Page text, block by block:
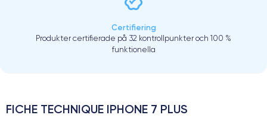
Certifiering
Produkter certifierade på 32 kontrollpunkter och 100 %
funktionella
FICHE TECHNIQUE IPHONE 7 PLUS